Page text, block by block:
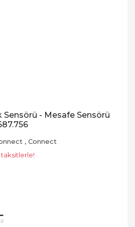
Sensörü - Mesafe Sensörü
, Connect
taksitlerle!